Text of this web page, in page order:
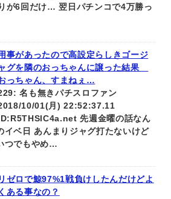
りが6回だけ… 翌日パチンコで4万勝っ
事があったので高設定らしきゴージ
グを隣のおっちゃんに譲った結果
っちゃん、すまねぇ…
名も無きパチスロファン
10/01(月) 22:52:37.11
先週金曜の話なん
イベ日 あんまりジャグ打たないけど
つでもやめ…
リゼロで鯨97%1戦負けしたんだけどよ
くある事なの？